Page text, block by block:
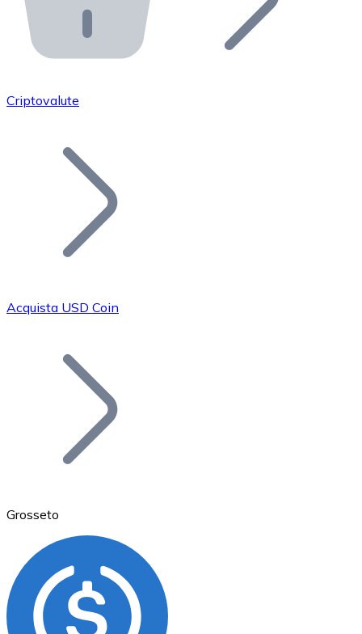
API Bitnovo
Integra la nostra API nel tuo ecosistema.
Unisciti alla nostra rete di rivenditori e
Aggiungi il token del tuo progetto al nostro servizio di
Bitcoin
Ethereum
ETH
Criptovalute
Acquista USD Coin
Grosseto